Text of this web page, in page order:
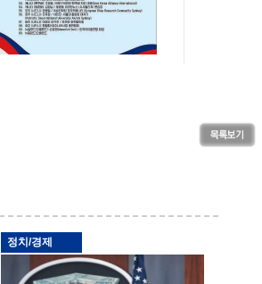
정치/경제